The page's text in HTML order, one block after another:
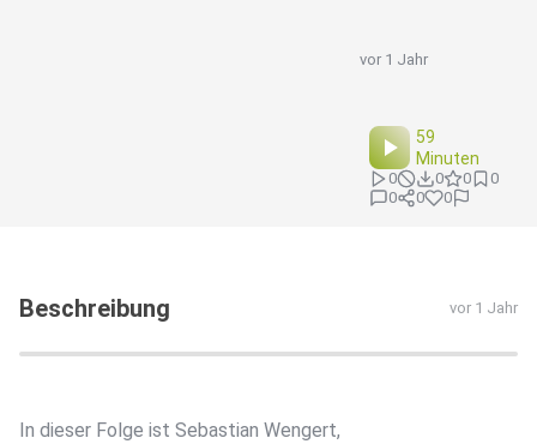
vor 1 Jahr
59
Minuten
0 0 0
0
0
0 0
Beschreibung vor 1 Jahr
In dieser Folge ist Sebastian Wengert,